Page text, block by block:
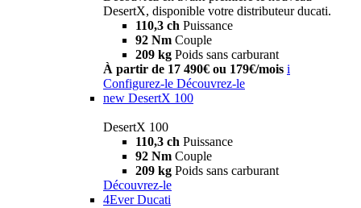
DesertX, disponible votre distributeur ducati.
110,3 ch Puissance
92 Nm Couple
209 kg Poids sans carburant
À partir de 17 490€ ou 179€/mois i
Configurez-le Découvrez-le
new DesertX 100
DesertX 100
110,3 ch Puissance
92 Nm Couple
209 kg Poids sans carburant
Découvrez-le
4Ever Ducati